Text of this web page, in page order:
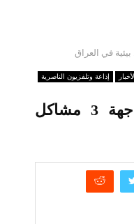
إذاعة وتلفزيون الناصرية
إجراءات حكومية لمواجهة 3 مشاكل